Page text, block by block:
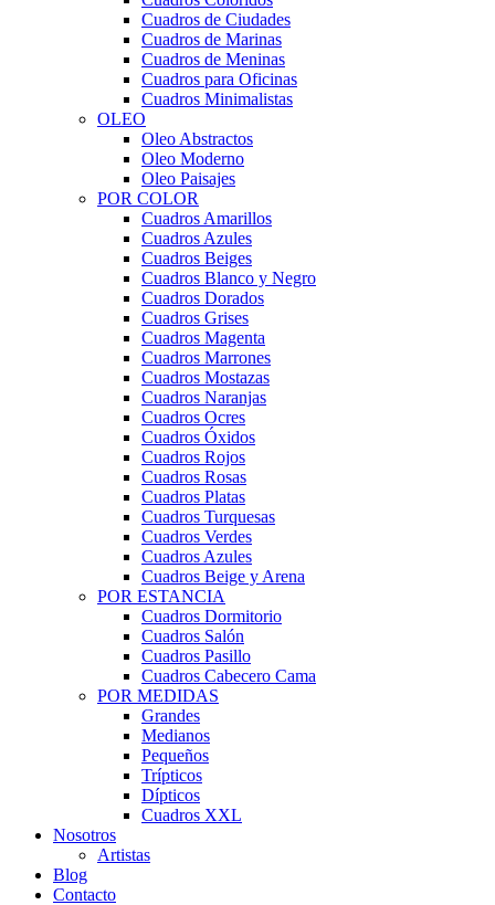
Cuadros de Ciudades
Cuadros de Marinas
Cuadros de Meninas
Cuadros para Oficinas
Cuadros Minimalistas
OLEO
Oleo Abstractos
Oleo Moderno
Oleo Paisajes
POR COLOR
Cuadros Amarillos
Cuadros Azules
Cuadros Beiges
Cuadros Blanco y Negro
Cuadros Dorados
Cuadros Grises
Cuadros Magenta
Cuadros Marrones
Cuadros Mostazas
Cuadros Naranjas
Cuadros Ocres
Cuadros Óxidos
Cuadros Rojos
Cuadros Rosas
Cuadros Platas
Cuadros Turquesas
Cuadros Verdes
Cuadros Azules
Cuadros Beige y Arena
POR ESTANCIA
Cuadros Dormitorio
Cuadros Salón
Cuadros Pasillo
Cuadros Cabecero Cama
POR MEDIDAS
Grandes
Medianos
Pequeños
Trípticos
Dípticos
Cuadros XXL
Nosotros
Artistas
Blog
Contacto